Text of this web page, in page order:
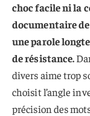
choc facile ni la
documentaire de
une parole
de résistance.
divers aime trop
choisit l’angle
précision des